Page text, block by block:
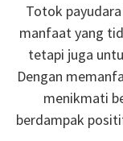
Totok
manfaat yang
tetapi juga
Dengan
menikmati
berdampak